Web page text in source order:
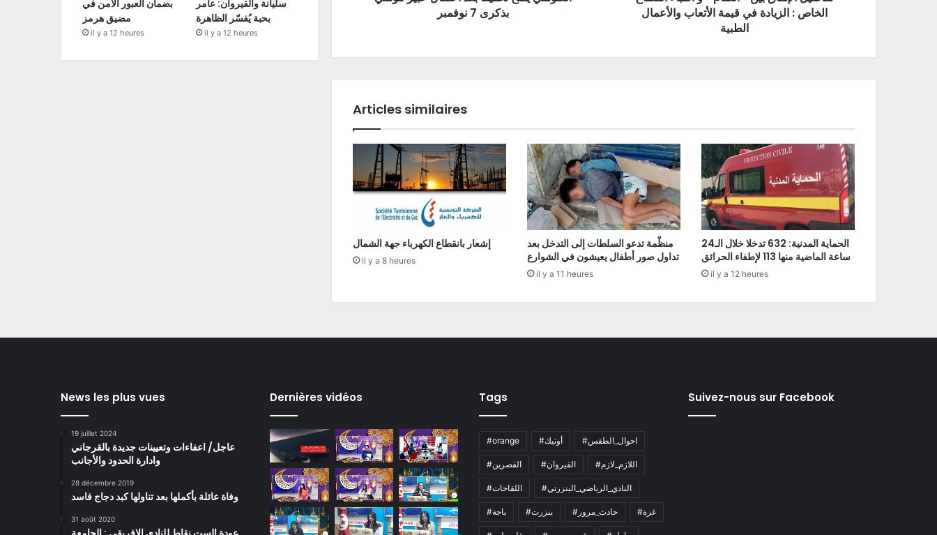
بذكرى 7 نوفمبر
الخاص : الزيادة في قيمة الأتعاب والأعمال
الطبية
Articles similaires
إشعار بانقطاع الكهرباء جهة الشمال
il y a 8 heures
منظّمة تدعو السلطات إلى التدخل بعد
تداول صور أطفال يعيشون في الشوارع
il y a 11 heures
الحماية المدنية: 632 تدخلا خلال الـ24
ساعة الماضية منها 113 لإطفاء الحرائق
il y a 12 heures
بضمان العبور الآمن في
مضيق هرمز
il y a 12 heures
سليانة والقيروان: عامر
بحبة يُفسّر الظاهرة
il y a 12 heures
News les plus vues
19 juillet 2024
عاجل/ اعفاءات وتعيينات جديدة بالقرجاني
وادارة الحدود والأجانب
28 décembre 2019
وفاة عائلة بأكملها بعد تناولها كبد دجاج فاسد
31 août 2020
Dernières vidéos Tags
#orange #أوتيك #احوال_الطقس
#القصرين #القيروان #اللازم_لازم
#اللقاحات #النادي_الرياضي_البنزرتي
#باجة #بنزرت #حادث_مرور #غزة
Suivez-nous sur Facebook